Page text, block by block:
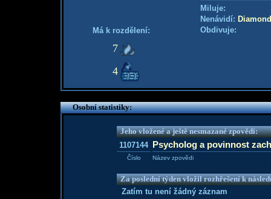
Má k rozdělení:
7
4
Miluje:
Nenávidí:
Obdivuje:
Osobní statistiky:
Jeho vložené a ještě nesmazané zpovědi:
1107144 Psycholog a povinnost
Číslo Název zpovědi
Za poslední týden vložil rozhřešení k
Zatím tu není žádný záznam